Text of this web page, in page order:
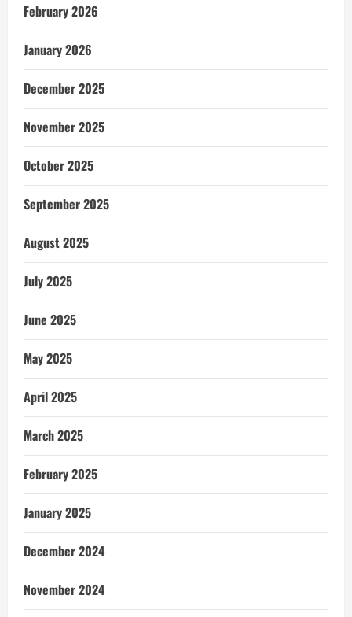
February 2026
January 2026
December 2025
November 2025
October 2025
September 2025
August 2025
July 2025
June 2025
May 2025
April 2025
March 2025
February 2025
January 2025
December 2024
November 2024